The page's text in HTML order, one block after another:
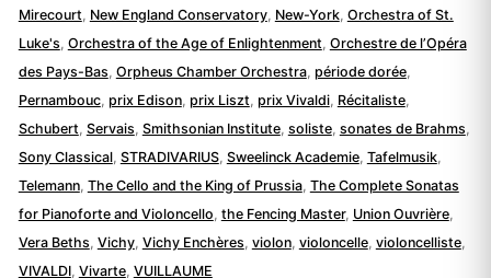
Mirecourt New England Conservatory, New-York, Orchestra of St.
Luke's Orchestra of the Age of Enlightenment Orchestre de l’Opéra
des Pays-Bas Orpheus Chamber Orchestra, période dorée,
Pernambouc, prix Edison, prix Liszt prix Vivaldi, Récitaliste,
Schubert Servais Smithsonian Institute, soliste, sonates de Brahms
Sony Classical, STRADIVARIUS, Sweelinck Academie, Tafelmusik,
Telemann, The Cello and the King of Prussia, The Complete Sonatas
for Pianoforte and Violoncello the Fencing Master, Union Ouvrière,
Vera Beths Vichy, Vichy Enchères violon, violoncelle, violoncelliste,
VIVALDI, Vivarte, VUILLAUME